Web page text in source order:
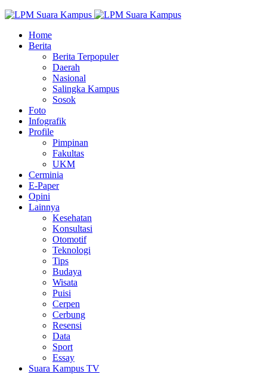
Home
Berita
Berita Terpopuler
Daerah
Nasional
Salingka Kampus
Sosok
Foto
Infografik
Profile
Pimpinan
Fakultas
UKM
Cerminia
E-Paper
Opini
Lainnya
Kesehatan
Konsultasi
Otomotif
Teknologi
Tips
Budaya
Wisata
Puisi
Cerpen
Cerbung
Resensi
Data
Sport
Essay
Suara Kampus TV